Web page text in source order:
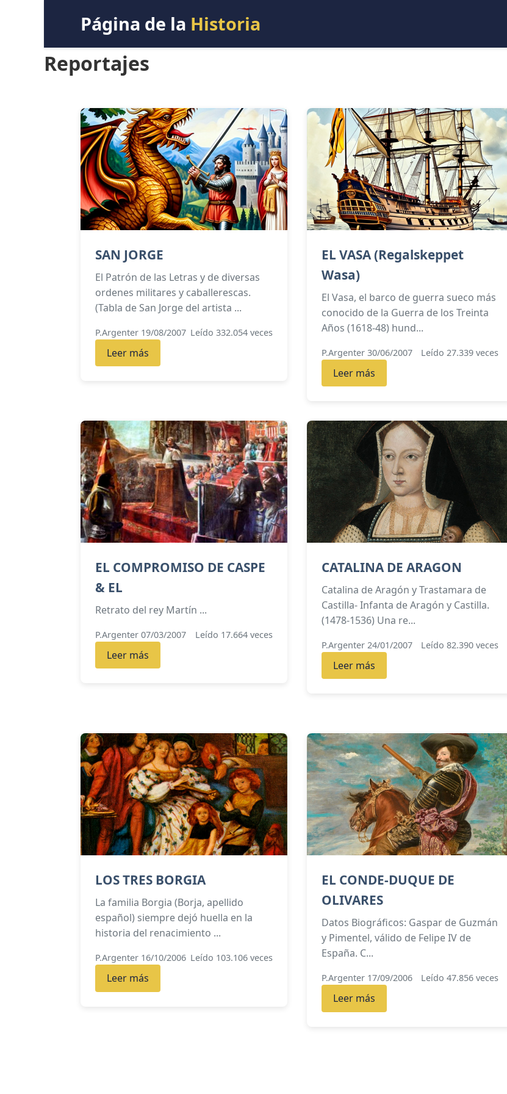
Página de la Historia
Reportajes
SAN JORGE
El Patrón de las Letras y de diversas
ordenes militares y caballerescas.
(Tabla de San Jorge del artista ...
P.Argenter 19/08/2007 Leído 332.054 veces
Leer más
EL VASA (Regalskeppet
Wasa)
El Vasa, el barco de guerra sueco más
conocido de la Guerra de los Treinta
Años (1618-48) hund...
P.Argenter 30/06/2007 Leído 27.339 veces
Leer más
EL COMPROMISO DE CASPE
& EL
Retrato del rey Martín ...
P.Argenter 07/03/2007 Leído 17.664 veces
Leer más
CATALINA DE ARAGON
Catalina de Aragón y Trastamara de
Castilla- Infanta de Aragón y Castilla.
(1478-1536) Una re...
P.Argenter 24/01/2007 Leído 82.390 veces
Leer más
LOS TRES BORGIA
La familia Borgia (Borja, apellido
español) siempre dejó huella en la
historia del renacimiento ...
P.Argenter 16/10/2006 Leído 103.106 veces
Leer más
EL CONDE-DUQUE DE
OLIVARES
Datos Biográficos: Gaspar de Guzmán
y Pimentel, válido de Felipe IV de
España. C...
P.Argenter 17/09/2006 Leído 47.856 veces
Leer más